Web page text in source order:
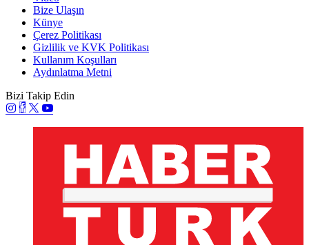
Bize Ulaşın
Künye
Çerez Politikası
Gizlilik ve KVK Politikası
Kullanım Koşulları
Aydınlatma Metni
Bizi Takip Edin